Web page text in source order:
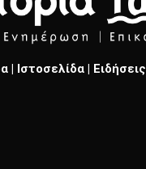
| Ιστοσελίδα | Ειδήσεις